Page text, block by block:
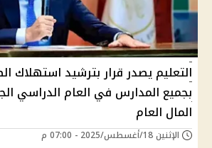
التعليم يصدر قرار بترشيد استهلاك
بجميع المدارس في العام الدراسي
المال العام
الإثنين 18/أغسطس/2025 - 07:00 م